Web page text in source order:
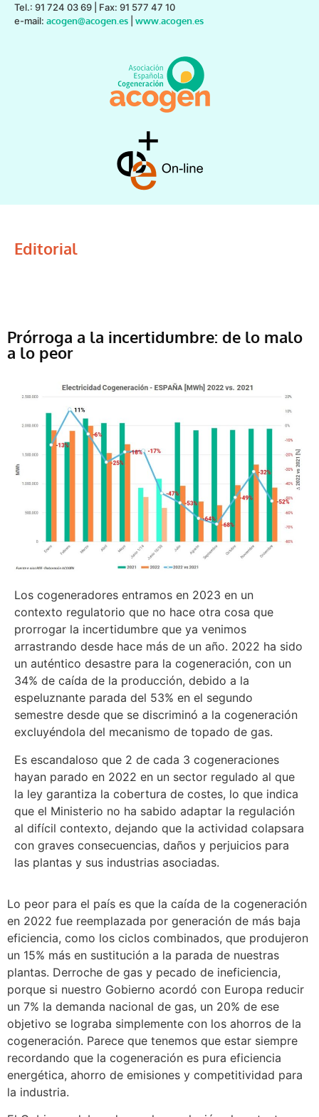
Tel.: 91 724 03 69 | Fax: 91 577 47 10
e-mail: acogen@acogen.es www.acogen.es
Editorial
Prórroga a la incertidumbre: de lo malo
a lo peor
Los cogeneradores entramos en 2023 en un
contexto regulatorio que no hace otra cosa que
prorrogar la incertidumbre que ya venimos
arrastrando desde hace más de un año. 2022 ha sido
un auténtico desastre para la cogeneración, con un
34% de caída de la producción, debido a la
espeluznante parada del 53% en el segundo
semestre desde que se discriminó a la cogeneración
excluyéndola del mecanismo de topado de gas.
Es escandaloso que 2 de cada 3 cogeneraciones
hayan parado en 2022 en un sector regulado al que
la ley garantiza la cobertura de costes, lo que indica
que el Ministerio no ha sabido adaptar la regulación
al difícil contexto, dejando que la actividad colapsara
con graves consecuencias, daños y perjuicios para
las plantas y sus industrias asociadas.
Lo peor para el país es que la caída de la cogeneración
en 2022 fue reemplazada por generación de más baja
eficiencia, como los ciclos combinados, que produjeron
un 15% más en sustitución a la parada de nuestras
plantas. Derroche de gas y pecado de ineficiencia,
porque si nuestro Gobierno acordó con Europa reducir
un 7% la demanda nacional de gas, un 20% de ese
objetivo se lograba simplemente con los ahorros de la
cogeneración. Parece que tenemos que estar siempre
recordando que la cogeneración es pura eficiencia
energética, ahorro de emisiones y competitividad para
la industria.